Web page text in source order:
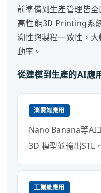
前準備到生產管理皆
高性能3D Printing系
溯性與製程一致性，
動率。
從建模到生產的AI應
消費端應用
Nano Banana等AI
3D 模型並輸出STL
工業級應用